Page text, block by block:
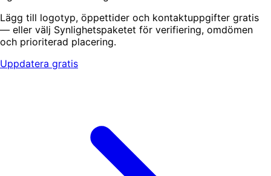
Lägg till logotyp, öppettider och kontaktuppgifter gratis
— eller välj Synlighetspaketet för verifiering, omdömen
och prioriterad placering.
Uppdatera gratis